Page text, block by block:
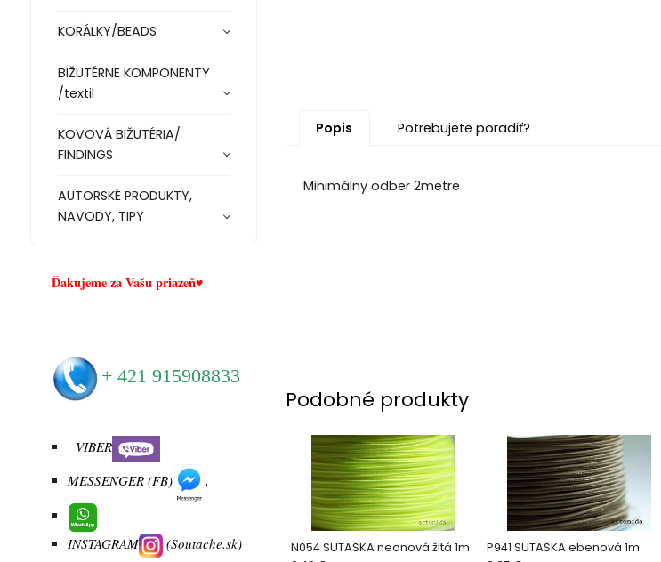
KORÁLKY/BEADS
BIŽUTÉRNE KOMPONENTY
/textil
KOVOVÁ BIŽUTÉRIA/
FINDINGS
AUTORSKÉ PRODUKTY,
NAVODY, TIPY
Ďakujeme za Vašu priazeň♥
+ 421 915908833
VIBER
MESSENGER (FB)
,
INSTAGRAM (Soutache.sk)
Popis Potrebujete poradiť?
Minimálny odber 2metre
Podobné produkty
N054 SUTAŠKA neonová žltá 1m
P941 SUTAŠKA ebenová 1m